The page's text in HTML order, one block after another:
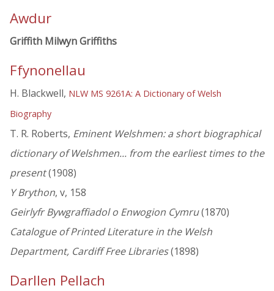
Awdur
Griffith Milwyn Griffiths
Ffynonellau
H. Blackwell, NLW MS 9261A: A Dictionary of Welsh
Biography
T. R. Roberts, Eminent Welshmen: a short biographical
dictionary of Welshmen... from the earliest times to the
present(1908)
Y Brython, v, 158
Geirlyfr Bywgraffiadol o Enwogion Cymru(1870)
Catalogue of Printed Literature in the Welsh
Department, Cardiff Free Libraries(1898)
Darllen Pellach